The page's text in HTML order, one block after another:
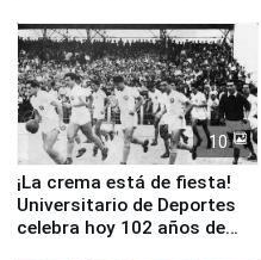
10
¡La crema está de fiesta!
Universitario de Deportes
celebra hoy 102 años de